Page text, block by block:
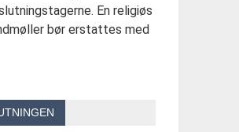
En religiøs
bør erstattes med